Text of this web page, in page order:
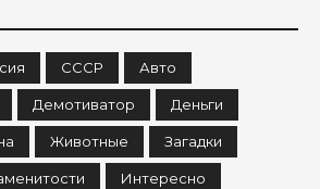
СССР Авто
Демотиватор Деньги
Животные Загадки
Интересно